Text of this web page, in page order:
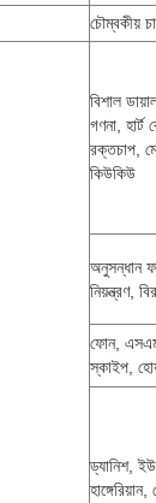
চৌম্বকীয়
বিশাল
গণনা,
রক্তচাপ,
কিউকিউ
অনুসন্ধান
নিয়ন্ত্রণ,
ফোন,
স্কাইপ,
ড্যানিশ,